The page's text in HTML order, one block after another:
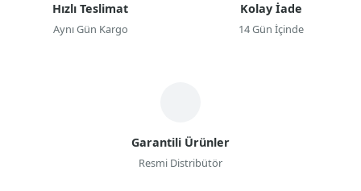
Hızlı Teslimat
Aynı Gün Kargo
Kolay İade
14 Gün İçinde
Garantili Ürünler
Resmi Distribütör